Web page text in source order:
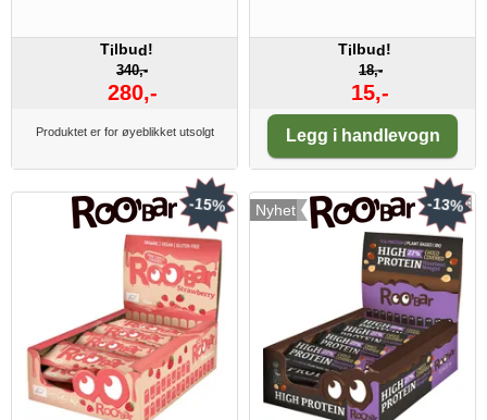
Tilbud!
340,-
280,-
Produktet er for øyeblikket utsolgt
Tilbud!
18,-
15,-
Legg i handlevogn
-15% Nyhet -13%